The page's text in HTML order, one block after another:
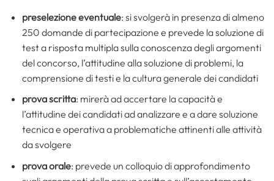
preselezione eventuale: si svolgerà in presenza di almeno
250 domande di partecipazione e prevede la soluzione di
test a risposta multipla sulla conoscenza degli argomenti
del concorso, l’attitudine alla soluzione di problemi, la
comprensione di testi e la cultura generale dei candidati
prova scritta: mirerà ad accertare la capacità e
l’attitudine dei candidati ad analizzare e a dare soluzione
tecnica e operativa a problematiche attinenti alle attività
da svolgere
prova orale: prevede un colloquio di approfondimento